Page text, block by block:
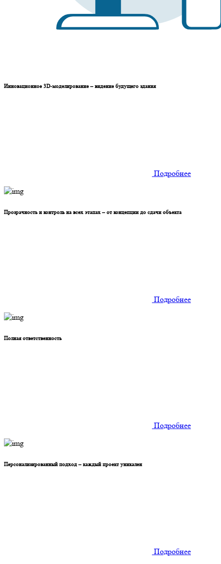
Инновационное 3D-моделирование – видение будущего здания
Подробнее
Прозрачность и контроль на всех этапах – от концепции до сдачи объекта
Подробнее
Полная ответственность
Подробнее
Персонализированный подход – каждый проект уникален
Подробнее